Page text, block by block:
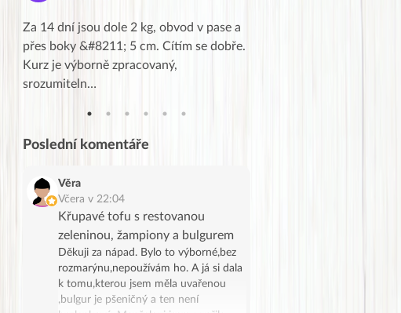
Za 14 dní jsou dole 2 kg, obvod v pase a
přes boky &#8211; 5 cm. Cítím se dobře.
Kurz je výborně zpracovaný,
srozumiteln…
Poslední komentáře
Věra
Včera v 22:04
Křupavé tofu s restovanou
zeleninou, žampiony a bulgurem
Děkuji za nápad. Bylo to výborné,bez
rozmarýnu,nepoužívám ho. A já si dala
k tomu,kterou jsem měla uvařenou
,bulgur je pšeničný a ten není